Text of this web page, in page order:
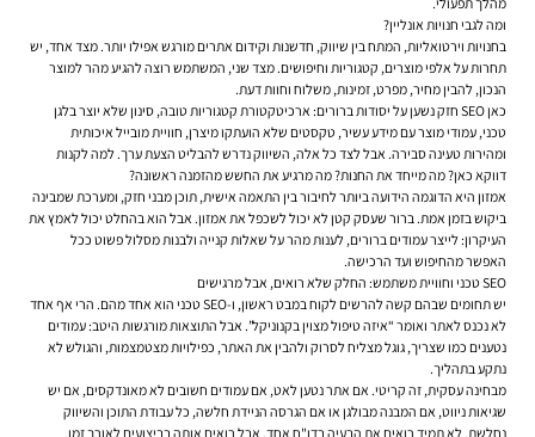
ומה לגבי חנויות אונליין?
בחנויות וירטואליות, המתח בין שיווק, חדשנות וקידום אתרים מורגש אפילו יותר. מצד אחד, יש
תחרות על אלפי מוצרים, קטגוריות וחיפושים. מצד שני, המשתמש רוצה להגיע מהר למוצר
הנכון, להבין מחיר, מפרט, זמינות, משלוח וחוות דעת.
כאן SEO חזק נשען על יסודות ברורים: ארכיטקטורת קטגוריות טובה, סינון שלא יוצר בלגן
טכני, עמודי מוצר עם מידע עשיר, טקסטים שלא הועתקו מיצרן, חוויית מובייל איכותית
ומהירות טעינה סבירה. אבל לצד כל אלה, השיווק נדרש להבליט הצעת ערך. למה לקנות
דווקא כאן? מה מייחד את החנות? מה מרגיע את החשש מהזמנה ראשונה?
אמזון היא הדוגמה הידועה ביותר לחיבור בין התאמה אישית, תוכן מבני חזק, ומערכת שמבינה
ביקוש בזמן אמת. ברור שעסק קטן לא יכול לשכפל את אמזון. אבל הוא בהחלט יכול לאמץ את
העיקרון: לייצר עמודים ברורים, לענות מהר על שאלות קנייה ולבנות מסלול פשוט ככל
האפשר מהחיפוש ועד הרכישה.
SEO טכני וחוויית משתמש: החלק שלא רואים, אבל מרגישים
יש תחומים שבהם קשה להרשים לקוח במבט ראשון, ו-SEO טכני הוא אחד מהם. הרי אף אחד
לא נכנס לאתר ואומר “איזה טיפול מצוין בקנוניקל”. אבל התוצאות מורגשות היטב: עמודים
נטענים כמו שצריך, גוגל מצליח לסרוק ולהבין את האתר, כפילויות מצטמצמות, והגולש לא
נתקע בתהליך.
מבחינה עסקית, זה קריטי. אם אתר נטען לאט, אם עמודים חשובים לא מאונדקסים, אם יש
שגיאות ניווט, אם המבנה מבולגן או אם הגרסה הניידת חלשה, כל עבודת התוכן והשיווק
נחלשת. לא תמיד רואים את הבעיה בדו"ח אחד, אבל רואים אותה בביצועים לאורך זמן.